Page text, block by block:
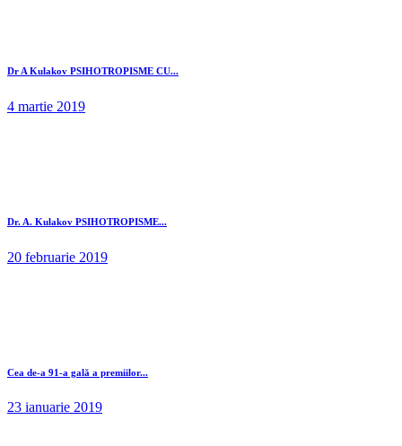
Dr A Kulakov PSIHOTROPISME CU...
4 martie 2019
Dr. A. Kulakov PSIHOTROPISME...
20 februarie 2019
Cea de-a 91-a gală a premiilor...
23 ianuarie 2019